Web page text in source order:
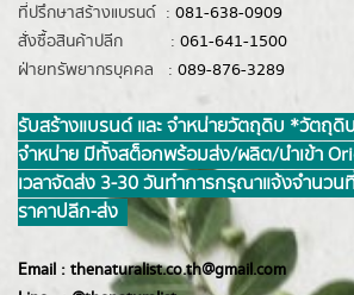
ที่ปรึกษาสร้างแบรนด์ : 081-638-0909
สั่งซื้อสินค้าปลีก : 061-641-1500
ฝ่ายทรัพยากรบุคคล : 089-876-3289
รับสร้างแบรนด์ และ จำหน่ายวัตถุดิบ *วัตถุดิ
จำหน่าย มีทั้งสต็อกพร้อมส่ง/ผลิต/นำเข้า
เวลาจัดส่ง 3-30 วันทำการ กรุณาแจ้งจำนวน
ราคาปลีก-ส่ง
Email : thenaturalist.co.th@gmail.com